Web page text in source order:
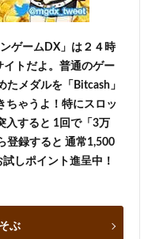
ゲームDX」は２４時
イトだよ。普通のゲー
メダルを「Bitcash」
ちゃうよ！特にスロッ
入すると 1回で「3万
登録すると 通常1,500
しポイント進呈中！
ぶ